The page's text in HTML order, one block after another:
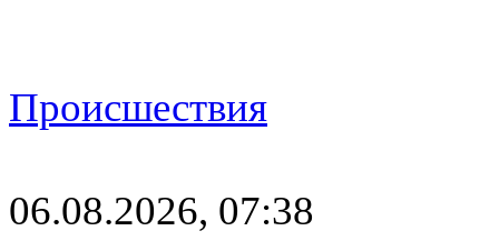
Происшествия
06.08.2026, 07:38